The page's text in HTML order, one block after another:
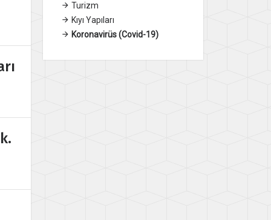
Turizm
Kıyı Yapıları
Koronavirüs (Covid-19)